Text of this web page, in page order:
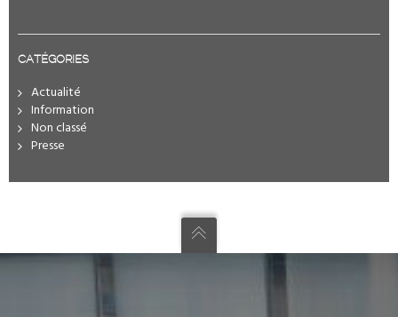
CATÉGORIES
Actualité
Information
Non classé
Presse